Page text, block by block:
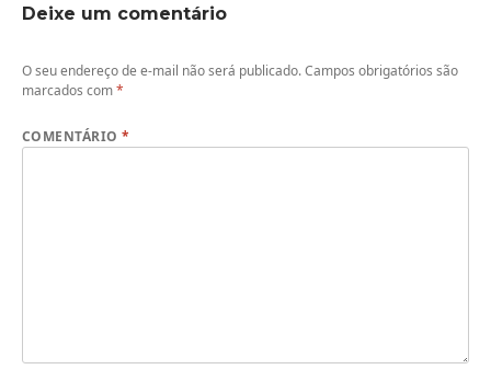
Deixe um comentário
O seu endereço de e-mail não será publicado.Campos obrigatórios são
marcados com*
COMENTÁRIO*